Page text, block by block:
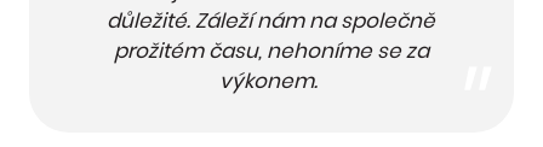
důležité. Záleží nám na společně
prožitém času, nehoníme se za
výkonem.